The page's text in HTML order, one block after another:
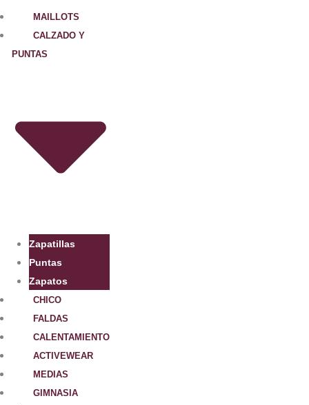
MAILLOTS
CALZADO Y
PUNTAS
Zapatillas
Puntas
Zapatos
CHICO
FALDAS
CALENTAMIENTO
ACTIVEWEAR
MEDIAS
GIMNASIA